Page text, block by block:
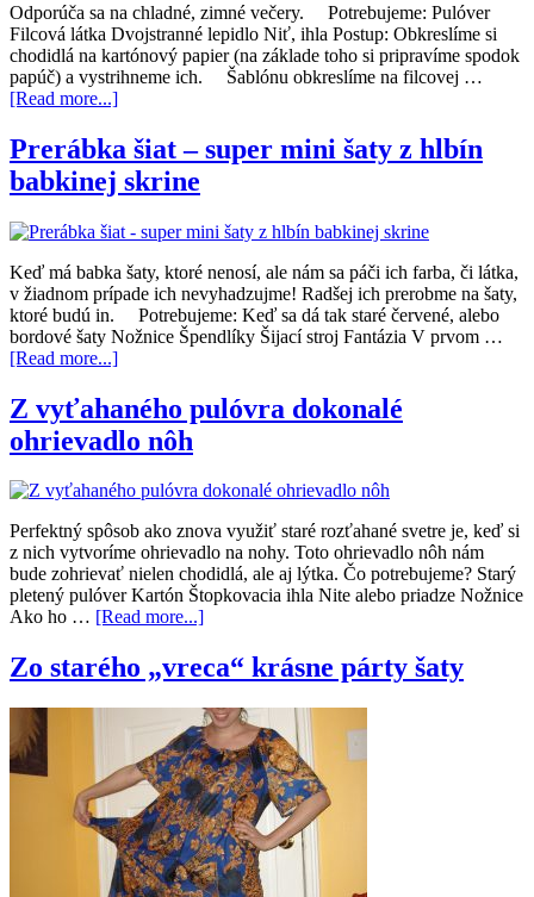
Odporúča sa na chladné, zimné večery. Potrebujeme: Pulóver
Filcová látka Dvojstranné lepidlo Niť, ihla Postup: Obkreslíme si
chodidlá na kartónový papier (na základe toho si pripravíme spodok
papúč) a vystrihneme ich. Šablónu obkreslíme na filcovej …
[Read more...]
Prerábka šiat – super mini šaty z hlbín
babkinej skrine
Keď má babka šaty, ktoré nenosí, ale nám sa páči ich farba, či látka,
v žiadnom prípade ich nevyhadzujme! Radšej ich prerobme na šaty,
ktoré budú in. Potrebujeme: Keď sa dá tak staré červené, alebo
bordové šaty Nožnice Špendlíky Šijací stroj Fantázia V prvom …
[Read more...]
Z vyťahaného pulóvra dokonalé
ohrievadlo nôh
Perfektný spôsob ako znova využiť staré rozťahané svetre je, keď si
z nich vytvoríme ohrievadlo na nohy. Toto ohrievadlo nôh nám
bude zohrievať nielen chodidlá, ale aj lýtka. Čo potrebujeme? Starý
pletený pulóver Kartón Štopkovacia ihla Nite alebo priadze Nožnice
Ako ho … [Read more...]
Zo starého „vreca“ krásne párty šaty